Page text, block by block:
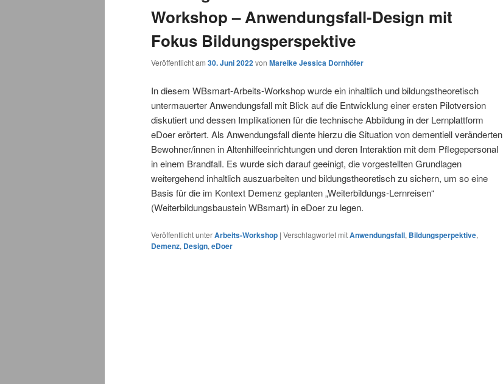
Workshop – Anwendungsfall-Design mit
Fokus Bildungsperspektive
Veröffentlicht am 30. Juni 2022von Mareike Jessica Dornhöfer
In diesem WBsmart-Arbeits-Workshop wurde ein inhaltlich und bildungstheoretisch
untermauerter Anwendungsfall mit Blick auf die Entwicklung einer ersten Pilotversion
diskutiert und dessen Implikationen für die technische Abbildung in der Lernplattform
eDoer erörtert. Als Anwendungsfall diente hierzu die Situation von dementiell veränderten
Bewohner/innen in Altenhilfeeinrichtungen und deren Interaktion mit dem Pflegepersonal
in einem Brandfall. Es wurde sich darauf geeinigt, die vorgestellten Grundlagen
weitergehend inhaltlich auszuarbeiten und bildungstheoretisch zu sichern, um so eine
Basis für die im Kontext Demenz geplanten „Weiterbildungs-Lernreisen“
(Weiterbildungsbaustein WBsmart) in eDoer zu legen.
Veröffentlicht unterArbeits-Workshop | Verschlagwortet mitAnwendungsfall, Bildungsperpektive,
Demenz, Design, eDoer